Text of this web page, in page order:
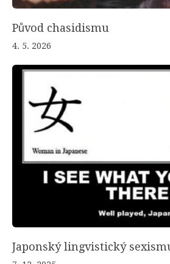
Původ chasidismu
4. 5. 2026
Japonský lingvistický